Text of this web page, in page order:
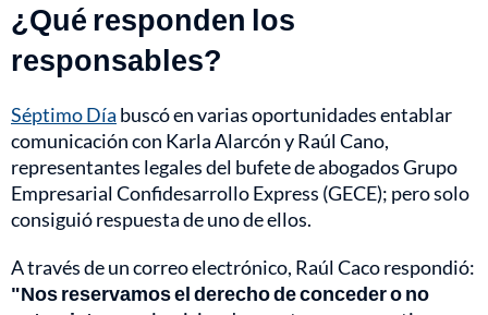
¿Qué responden los
responsables?
Séptimo Día buscó en varias oportunidades entablar
comunicación con Karla Alarcón y Raúl Cano,
representantes legales del bufete de abogados Grupo
Empresarial Confidesarrollo Express (GECE); pero solo
consiguió respuesta de uno de ellos.
A través de un correo electrónico, Raúl Caco respondió:
"Nos reservamos el derecho de conceder o no